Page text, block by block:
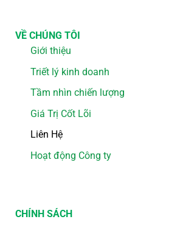
VỀ CHÚNG TÔI
Giới thiệu
Triết lý kinh doanh
Tầm nhìn chiến lượng
Giá Trị Cốt Lõi
Liên Hệ
Hoạt động Công ty
CHÍNH SÁCH